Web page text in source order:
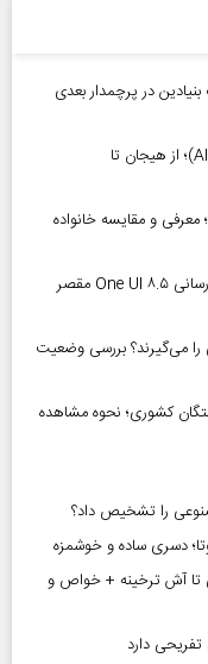
بنیادین در پرچمدار بعدی
رشد خیره‌کننده بازار توکن‌های هوش مصنوعی (AI)؛ از هیجان تا
و مقایسه خانواده
بحران باتری در گوشی‌های سامسونگ؛ آیا به‌روزرسانی One UI ۸.۵ مقصر
می‌گیرند؟ بررسی وضعیت
بازنشستگان کشوری؛ نحوه مشاهده
را تشخیص داد؟
دسری ساده و خوشمزه
تا آش ترخینه + خواص و
تفریحی دارد